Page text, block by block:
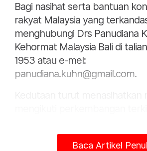
Bagi nasihat serta bantuan
rakyat Malaysia yang
menghubungi Drs Panudiana
Kehormat Malaysia Bali di
1953 atau e-mel:
panudiana.kuhn@gmail.com.
yang terkesan. - Bernama
Baca Artikel